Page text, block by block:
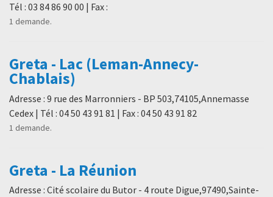
Tél : 03 84 86 90 00 | Fax :
1 demande.
Greta - Lac (Leman-Annecy-
Chablais)
Adresse : 9 rue des Marronniers - BP 503,74105,Annemasse
Cedex | Tél : 04 50 43 91 81 | Fax : 04 50 43 91 82
1 demande.
Greta - La Réunion
Adresse : Cité scolaire du Butor - 4 route Digue,97490,Sainte-